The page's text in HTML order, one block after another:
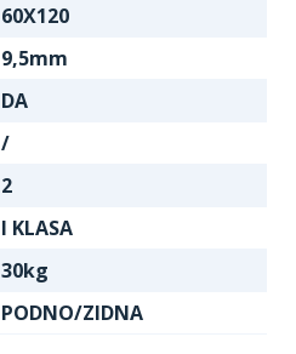
60X120
9,5mm
DA
/
2
I KLASA
30kg
PODNO/ZIDNA